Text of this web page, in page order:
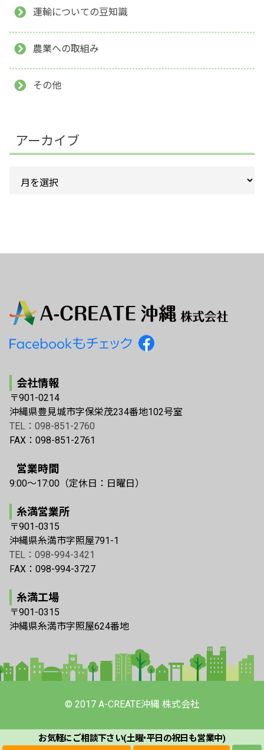
運輸についての豆知識
農業への取組み
その他
アーカイブ
会社情報
〒901-0214
沖縄県豊見城市字保栄茂234番地102号室
TEL：098-851-2760
FAX：098-851-2761
営業時間
9:00〜17:00（定休日：日曜日）
糸満営業所
〒901-0315
沖縄県糸満市字照屋791-1
TEL：098-994-3421
FAX：098-994-3727
糸満工場
〒901-0315
沖縄県糸満市字照屋624番地
© 2017 A-CREATE沖縄 株式会社
お気軽にご相談下さい(土曜•平日の祝日も営業中)